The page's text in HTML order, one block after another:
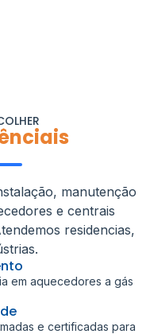
manutenção
e centrais
residencias,
em aquecedores a gás
e certificadas para